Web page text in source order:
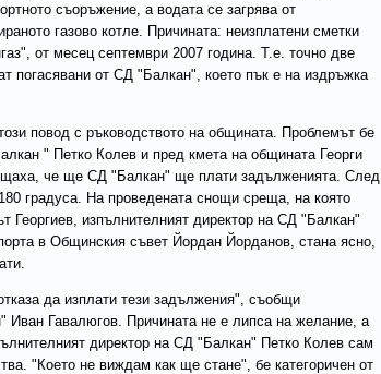
съоръжение, а водата се загрява от
газово котле. Причината: неизплатени сметки
от месец септември 2007 година. Т.е. точно две
погасявани от СД "Балкан", което пък е на издръжка
повод с ръководството на общината. Проблемът бе
" Петко Колев и пред кмета на общината Георги
че ще СД "Балкан" ще плати задълженията. След
градуса. На проведената снощи среща, на която
Георгиев, изпълнителният директор на СД "Балкан"
в Общинския съвет Йордан Йорданов, стана ясно,
да изплати тези задължения", съобщи
Иван Гавалюгов. Причината не е липса на желание, а
директор на СД "Балкан" Петко Колев сам
"Което не виждам как ще стане", бе категоричен от